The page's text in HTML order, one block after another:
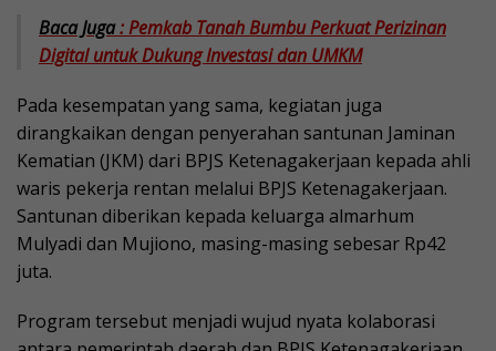
Baca Juga: Pemkab Tanah Bumbu Perkuat Perizinan
Digital untuk Dukung Investasi dan UMKM
Pada kesempatan yang sama, kegiatan juga
dirangkaikan dengan penyerahan santunan Jaminan
Kematian (JKM) dari BPJS Ketenagakerjaan kepada ahli
waris pekerja rentan melalui BPJS Ketenagakerjaan.
Santunan diberikan kepada keluarga almarhum
Mulyadi dan Mujiono, masing-masing sebesar Rp42
juta.
Program tersebut menjadi wujud nyata kolaborasi